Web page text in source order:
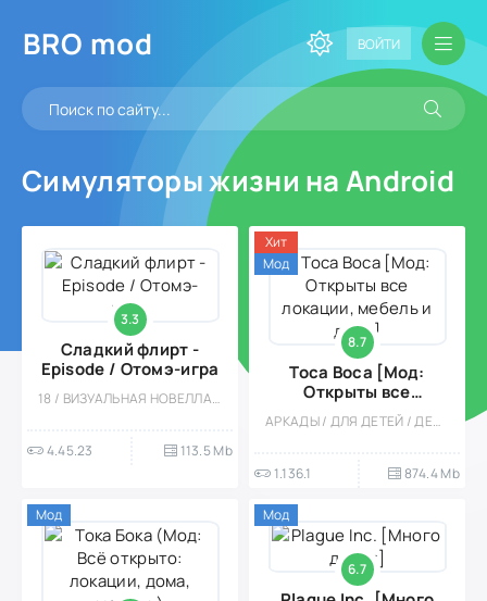
BRO mod ВОЙТИ
Симуляторы жизни на Android
3.3
Сладкий флирт -
Episode / Отомэ-игра
18 / ВИЗУАЛЬНАЯ НОВЕЛЛА / КВЕСТЫ / ОДНОПОЛЬЗОВАТЕЛЬСКИЕ / РОМАНТИЧЕСКИЕ ЗНАКОМСТВА / ЗНАКОМСТВА / СИМУЛЯТОРЫ ЖИЗНИ / СИМУЛЯТОРЫ / МАЛЕНЬКАЯ / ВСТРОЕННЫЙ КЕШ
4.45.23 113.5 Mb
8.7
Toca Boca [Мод:
Открыты все
локации, мебель и
дома]
АРКАДЫ / ДЛЯ ДЕТЕЙ / ДЕВОЧКАМ / ОФЛАЙН / СТИЛИЗАЦИЯ / ОДНОПОЛЬЗОВАТЕЛЬСКИЕ / СИМУЛЯТОРЫ / СИМУЛЯТОРЫ ЖИЗНИ / ОБУЧАЮЩИЕ / РАЗВИВАЮЩИЕ / БОЛЬШАЯ / МОД / ВСТРОЕННЫЙ КЕШ
1.136.1 874.4 Mb
Хит
Мод
Мод
6.7
Мод